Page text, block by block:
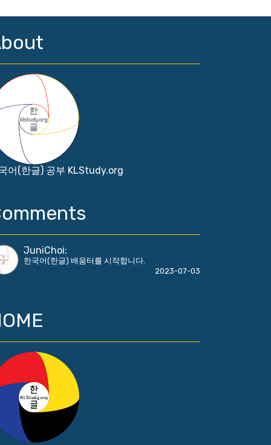
어(한글) 공부 KLStudy.org
JuniChoi:
한국어(한글) 배움터를 시작합니다.
2023-07-03